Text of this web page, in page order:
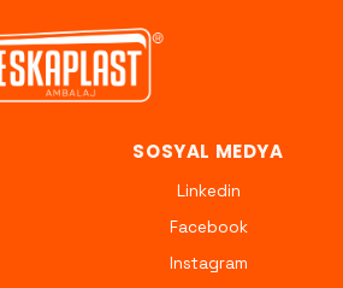
SOSYAL MEDYA
Linkedin
Facebook
Instagram